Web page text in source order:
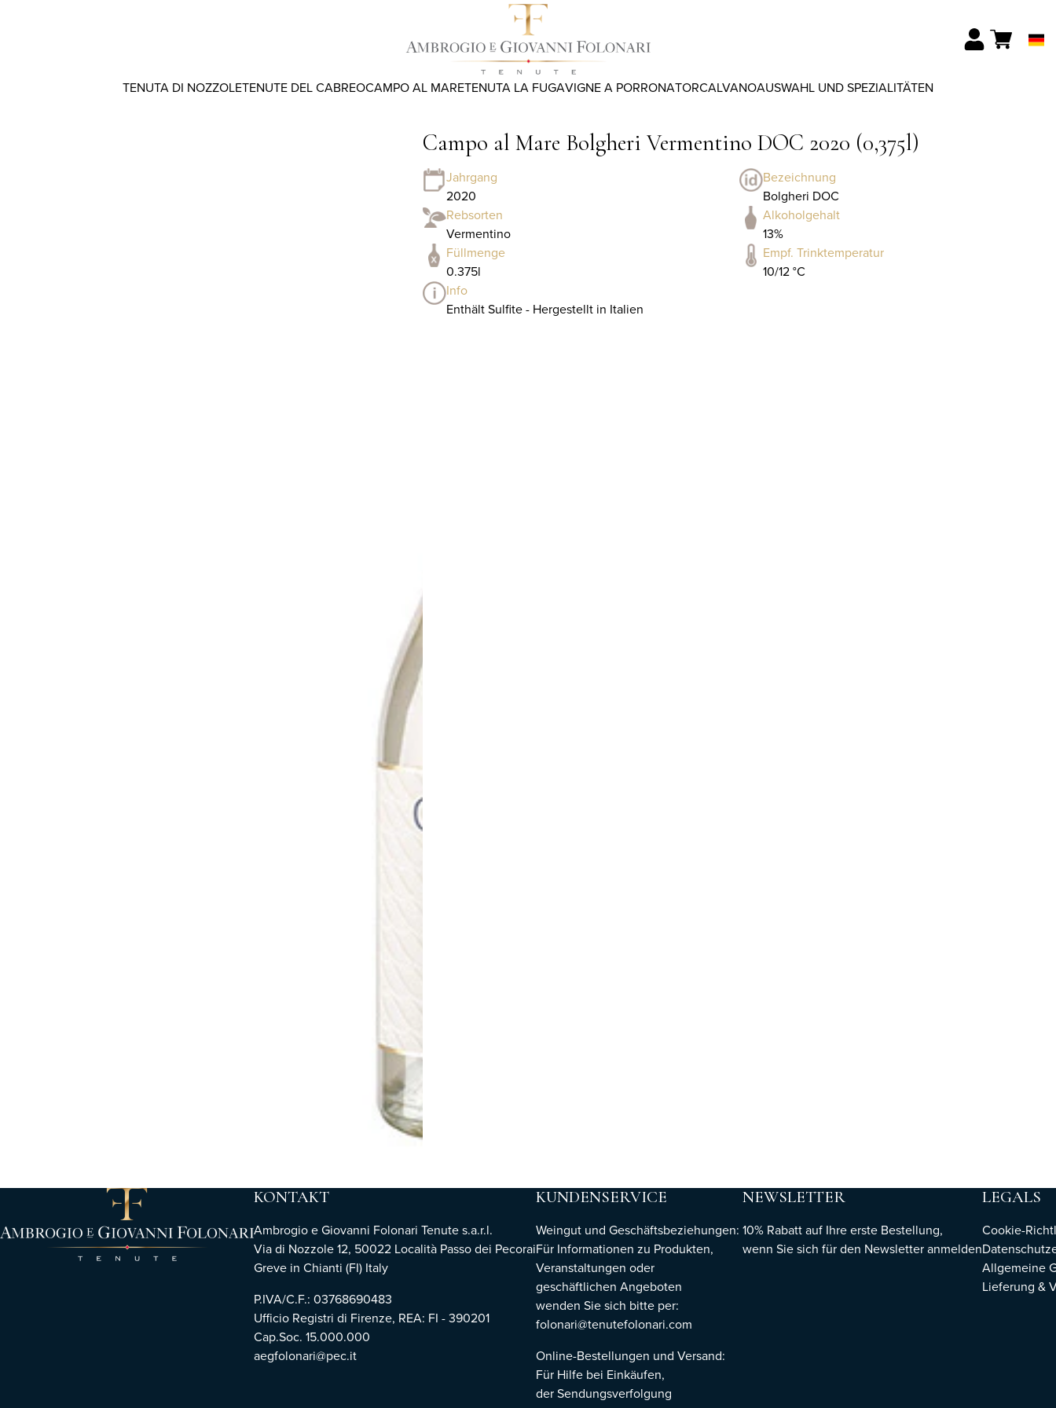
TENUTA DI NOZZOLETENUTE DEL CABREOCAMPO AL MARETENUTA LA FUGAVIGNE A PORRONATORCALVANOAUSWAHL UND SPEZIALITÄTEN
Campo al Mare Bolgheri Vermentino DOC 2020 (0,375l)
Jahrgang
2020
Bezeichnung
Bolgheri DOC
Rebsorten
Vermentino
Alkoholgehalt
13%
Füllmenge
0.375l
Empf. Trinktemperatur
10/12 °C
Info
Enthält Sulfite - Hergestellt in Italien
KONTAKT
Ambrogio e Giovanni Folonari Tenute s.a.r.l.
Via di Nozzole 12, 50022 Località Passo dei Pecorai
Greve in Chianti (FI) Italy
P.IVA/C.F.: 03768690483
Ufficio Registri di Firenze, REA: FI - 390201
Cap.Soc. 15.000.000
aegfolonari@pec.it
KUNDENSERVICE
Weingut und Geschäftsbeziehungen:
Für Informationen zu Produkten,
Veranstaltungen oder
geschäftlichen Angeboten
wenden Sie sich bitte per:
folonari@tenutefolonari.com
Online-Bestellungen und Versand:
Für Hilfe bei Einkäufen,
der Sendungsverfolgung
NEWSLETTER
10% Rabatt auf Ihre erste Bestellung,
wenn Sie sich für den Newsletteranmelden
LEGALS
Cookie-
Allgemeine
Lieferung &